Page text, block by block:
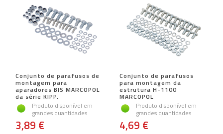
Conjunto de parafusos de
montagem para
aparadores BIS MARCOPOL
da série KIPP.
Produto disponível em
grandes quantidades
3,89 €
Conjunto de parafusos
para montagem da
estrutura H-1100
MARCOPOL
Produto disponível em
grandes quantidades
4,69 €